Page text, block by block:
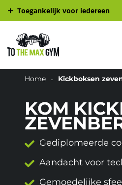
Toegankelijk voor iedereen
Home Kickboksen
KOM
Gediplomeerde
Aandacht voor
Gemoedelijke